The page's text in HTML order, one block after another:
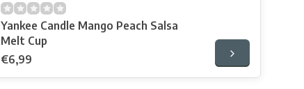
Yankee Candle Mango Peach Salsa
Melt Cup
€6,99